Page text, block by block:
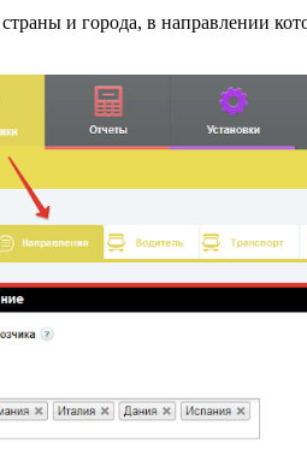
и города, в направлении